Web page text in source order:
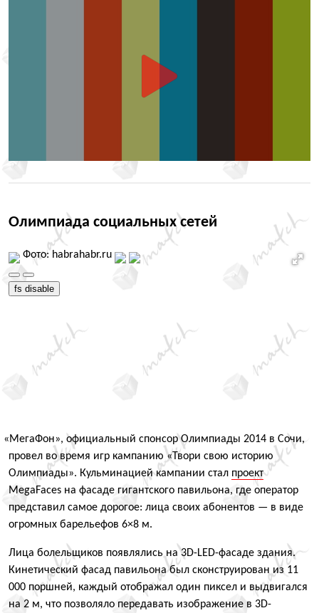
Олимпиада социальных сетей
Фото: habrahabr.ru
fs disable
«МегаФон», официальный спонсор Олимпиады 2014 в Сочи,
провел во время игр кампанию «Твори свою историю
Олимпиады». Кульминацией кампании стал проект
MegaFaces на фасаде гигантского павильона, где оператор
представил самое дорогое: лица своих абонентов — в виде
огромных барельефов 6×8 м.
Лица болельщиков появлялись на 3D-LED-фасаде здания.
Кинетический фасад павильона был сконструирован из 11
000 поршней, каждый отображал один пиксел и выдвигался
на 2 м, что позволяло передавать изображение в 3D-